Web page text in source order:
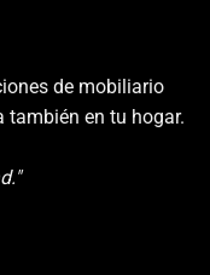
de mobiliario
también en tu hogar.